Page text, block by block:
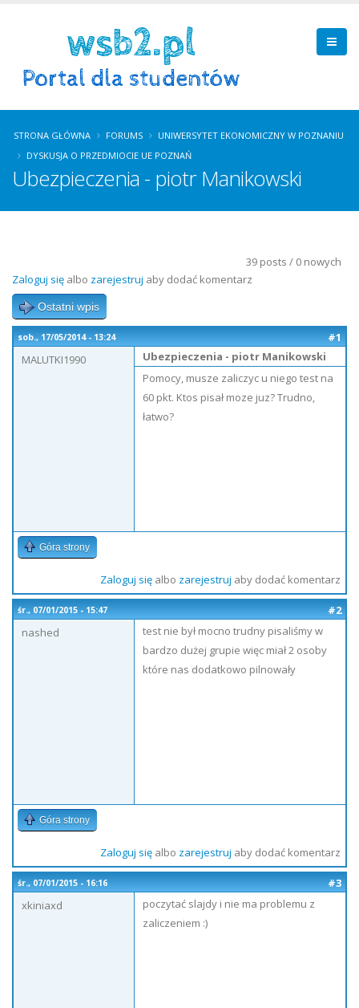
STRONA GŁÓWNA FORUMS
UNIWERSYTET EKONOMICZNY W POZNANIU
DYSKUSJA O PRZEDMIOCIE UE POZNAŃ
Ubezpieczenia - piotr Manikowski
39 posts / 0 nowych
Zaloguj się albo zarejestruj aby dodać komentarz
Ostatni wpis
sob., 17/05/2014 - 13:24
#1
MALUTKI1990
Ubezpieczenia - piotr Manikowski
Pomocy, musze zaliczyc u niego test na
60 pkt. Ktos pisał moze juz? Trudno,
łatwo?
Góra strony
Zaloguj sięalbo zarejestruj aby dodać komentarz
śr., 07/01/2015 - 15:47
#2
nashed
test nie był mocno trudny pisaliśmy w
bardzo dużej grupie więc miał 2 osoby
które nas dodatkowo pilnowały
Góra strony
Zaloguj sięalbo zarejestruj aby dodać komentarz
śr., 07/01/2015 - 16:16
#3
xkiniaxd
poczytać slajdy i nie ma problemu z
zaliczeniem :)